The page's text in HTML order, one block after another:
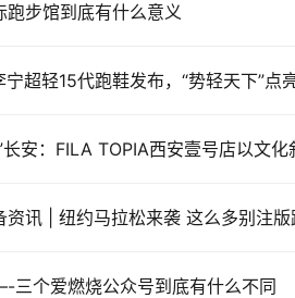
跑步馆到底有什么意义
三个爱燃烧公众号到底有什么不同